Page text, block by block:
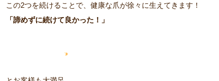
この2つを続けることで、健康な爪が徐々に生えてきます！
「諦めずに続けて良かった！」